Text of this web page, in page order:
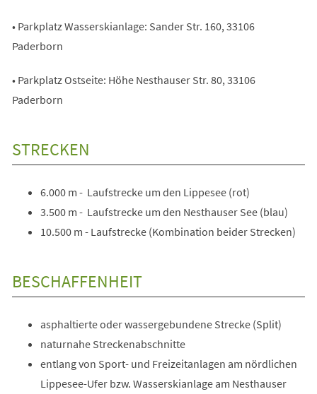
• Parkplatz Wasserskianlage: Sander Str. 160, 33106
Paderborn
• Parkplatz Ostseite: Höhe Nesthauser Str. 80, 33106
Paderborn
STRECKEN
6.000 m - Laufstrecke um den Lippesee (rot)
3.500 m - Laufstrecke um den Nesthauser See (blau)
10.500 m - Laufstrecke (Kombination beider Strecken)
BESCHAFFENHEIT
asphaltierte oder wassergebundene Strecke (Split)
naturnahe Streckenabschnitte
entlang von Sport- und Freizeitanlagen am nördlichen
Lippesee-Ufer bzw. Wasserskianlage am Nesthauser